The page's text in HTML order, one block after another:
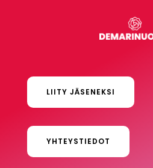
LIITY JÄSENEKSI
YHTEYSTIEDOT